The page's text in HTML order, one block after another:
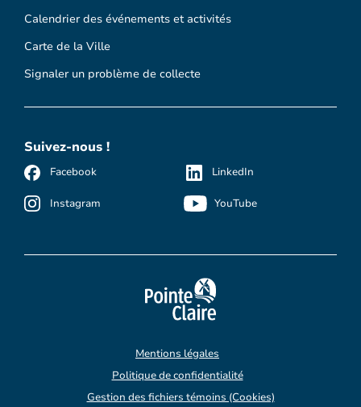
Calendrier des événements et activités
Carte de la Ville
Signaler un problème de collecte
Suivez-nous !
Facebook
Instagram
LinkedIn
YouTube
Mentions légales
Politique de confidentialité
Gestion des fichiers témoins (Cookies)